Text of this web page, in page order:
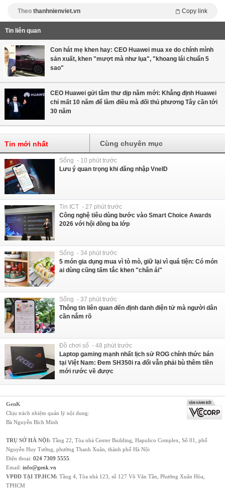
Theo thanhnienviet.vn Copy link
Tin liên quan
Con hát mẹ khen hay: CEO Huawei mua xe do chính mình
sản xuất, khen "mượt mà như lụa", "khoang lái chuẩn 5
sao"
CEO Huawei gửi tâm thư dịp năm mới: Khẳng định Huawei
chỉ mất 10 năm để làm điều mà đối thủ phương Tây cần tới
30 năm
Tin mới nhất Cùng chuyên mục
Sống - 10 phút trước
Lưu ý quan trọng khi đăng nhập VneID
Tin ICT - 27 phút trước
Công nghệ tiêu dùng bước vào Smart Choice Awards
2026 với hội đồng ba lớp
Sống - 34 phút trước
5 món gia dụng mua vì tò mò, giữ lại vì quá tiện: Có món
ai dùng cũng tấm tắc khen "chân ái"
Sống - 37 phút trước
Thông tin liên quan đến định danh điện tử mà người dân
cần nắm rõ
Đồ chơi số - 48 phút trước
Laptop gaming mạnh nhất lịch sử ROG chính thức bán
tại Việt Nam: Đem SH350i ra đổi vẫn phải bù thêm tiền
mới rước về được
GenK
Chịu trách nhiệm quản lý nội dung:
Bà Nguyễn Bích Minh
TRỤ SỞ HÀ NỘI: Tầng 22, Tòa nhà Center Building, Hapulico Complex, Số 01, phố
Nguyễn Huy Tưởng, phường Thanh Xuân, thành phố Hà Nội
Điện thoại: 024 7309 5555
Email: info@genk.vn
VPĐD TẠI TP.HCM: Tầng 4, Tòa nhà 123, số 127 Võ Văn Tần, Phường Xuân Hòa,
TPHCM